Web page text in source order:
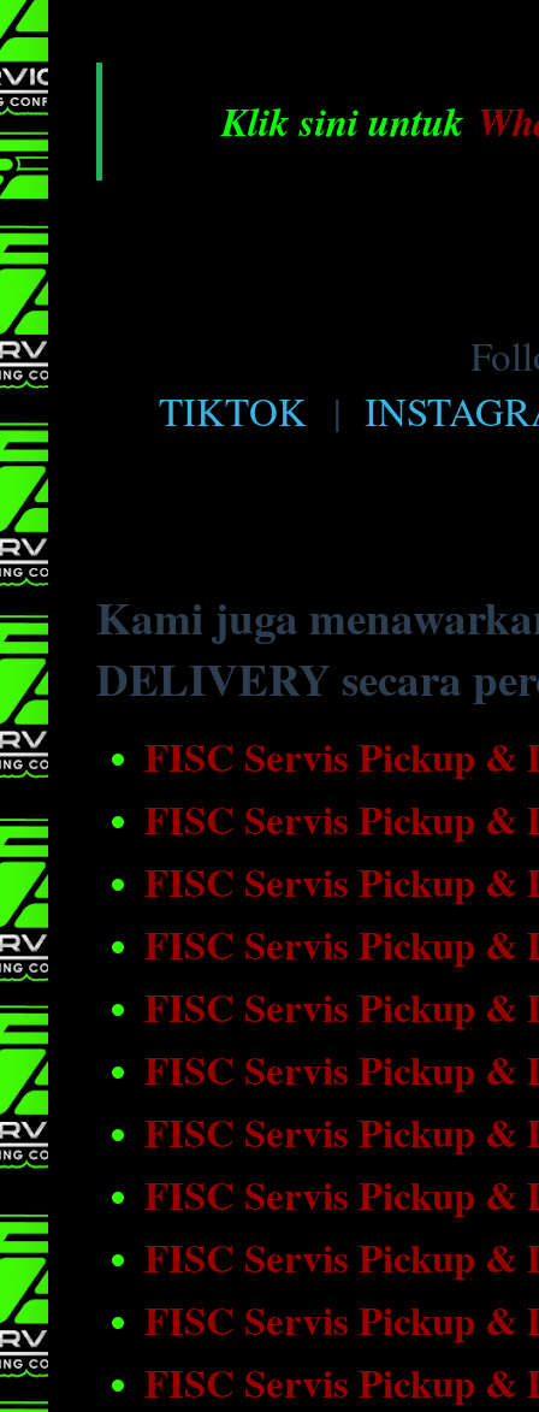
Klik sini untuk
TIKTOK |
Kami juga
DELIVERY secara
FISC Servis Pickup &
FISC Servis Pickup
FISC Servis Pickup
FISC Servis Pickup
FISC Servis Pickup &
FISC Servis Pickup &
FISC Servis Pickup
FISC Servis Pickup &
FISC Servis Pickup &
FISC Servis Pickup
FISC Servis Pickup